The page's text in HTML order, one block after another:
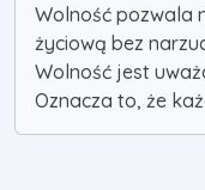
Wolność pozwala
życiową bez
Wolność jest
Oznacza to, że